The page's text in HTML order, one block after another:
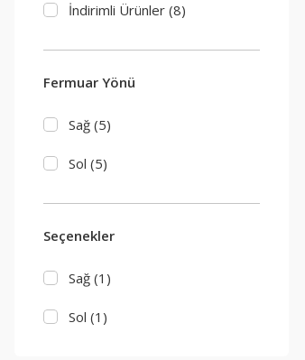
İndirimli Ürünler (8)
Fermuar Yönü
Sağ (5)
Sol (5)
Seçenekler
Sağ (1)
Sol (1)